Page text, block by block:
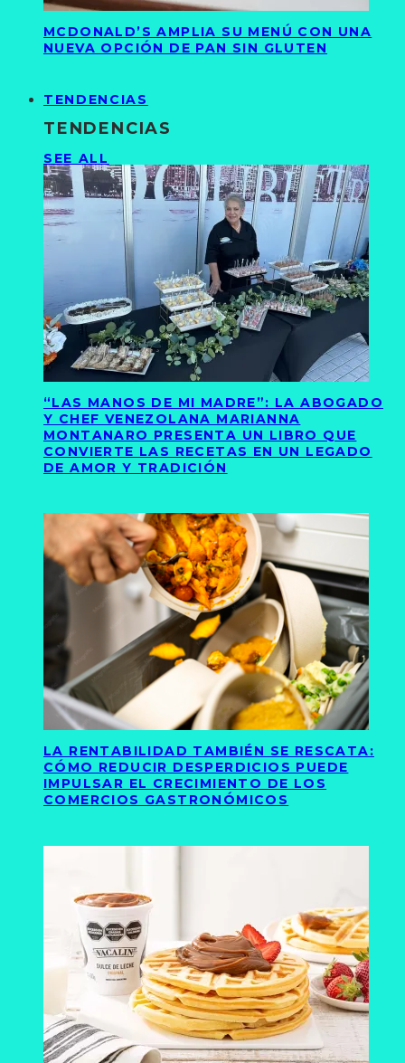
MCDONALD’S AMPLIA SU MENÚ CON UNA
NUEVA OPCIÓN DE PAN SIN GLUTEN
TENDENCIAS
TENDENCIAS
SEE ALL
“LAS MANOS DE MI MADRE”: LA ABOGADO
Y CHEF VENEZOLANA MARIANNA
MONTANARO PRESENTA UN LIBRO QUE
CONVIERTE LAS RECETAS EN UN LEGADO
DE AMOR Y TRADICIÓN
LA RENTABILIDAD TAMBIÉN SE RESCATA:
CÓMO REDUCIR DESPERDICIOS PUEDE
IMPULSAR EL CRECIMIENTO DE LOS
COMERCIOS GASTRONÓMICOS